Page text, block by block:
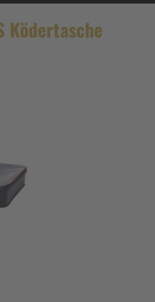
Ködertasche